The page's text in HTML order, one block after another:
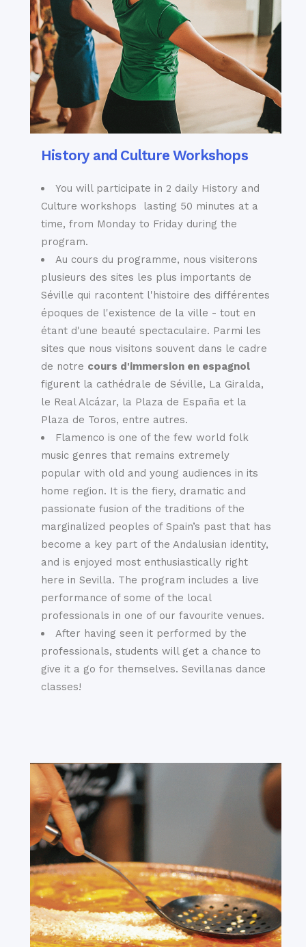
carrelage élégant ou
d'un panneau
d'information
consacré à la vie
extraordinaire d'un
ancien résident de
ce Barrio à travers
les siècles. Et en
plus en plus dans
commencerez peut-
être à vous
convaincre que vous
voyagez dans le
temps.....
Dueñas ; célèbre
pour sa combinaison
peu orthodoxe des
styles architecturaux
mauresque et
gothique, ce palais
du 15ème siècle est
naissance du
espagnol Antonio
Machado.
History and Culture Workshops
You will participate in 2 daily History and
Culture workshops lasting 50 minutes at a
time, from Monday to Friday during the
program.
Au cours du programme, nous visiterons
plusieurs des sites les plus importants de
Séville qui racontent l'histoire des différentes
époques de l'existence de la ville - tout en
étant d'une beauté spectaculaire. Parmi les
sites que nous visitons souvent dans le cadre
de notre cours d'immersion en espagnol
figurent la cathédrale de Séville, La Giralda,
le Real Alcázar, la Plaza de España et la
Plaza de Toros, entre autres.
Flamenco is one of the few world folk
music genres that remains extremely
popular with old and young audiences in its
home region. It is the fiery, dramatic and
passionate fusion of the traditions of the
marginalized peoples of Spain’s past that has
become a key part of the Andalusian identity,
and is enjoyed most enthusiastically right
here in Sevilla. The program includes a live
performance of some of the local
professionals in one of our favourite venues.
After having seen it performed by the
professionals, students will get a chance to
give it a go for themselves. Sevillanas dance
classes!